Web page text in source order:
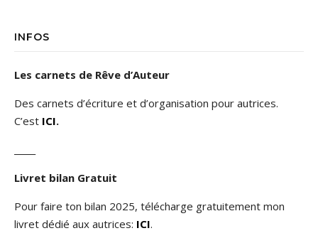
INFOS
Les carnets de Rêve d’Auteur
Des carnets d’écriture et d’organisation pour autrices.
C’est ICI.
Livret bilan Gratuit
Pour faire ton bilan 2025, télécharge gratuitement mon
livret dédié aux autrices: ICI.